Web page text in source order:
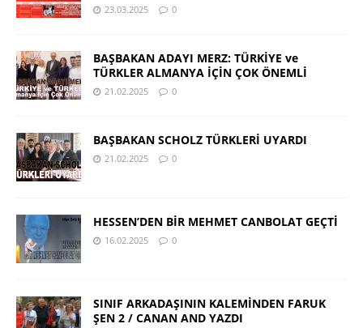
23.03.2025 0
BAŞBAKAN ADAYI MERZ: TÜRKİYE ve
TÜRKLER ALMANYA İÇİN ÇOK ÖNEMLİ
21.02.2025 0
BAŞBAKAN SCHOLZ TÜRKLERİ UYARDI
21.02.2025 0
HESSEN’DEN BİR MEHMET CANBOLAT GEÇTİ
16.02.2025 0
SINIF ARKADAŞININ KALEMİNDEN FARUK
ŞEN 2 / CANAN AND YAZDI